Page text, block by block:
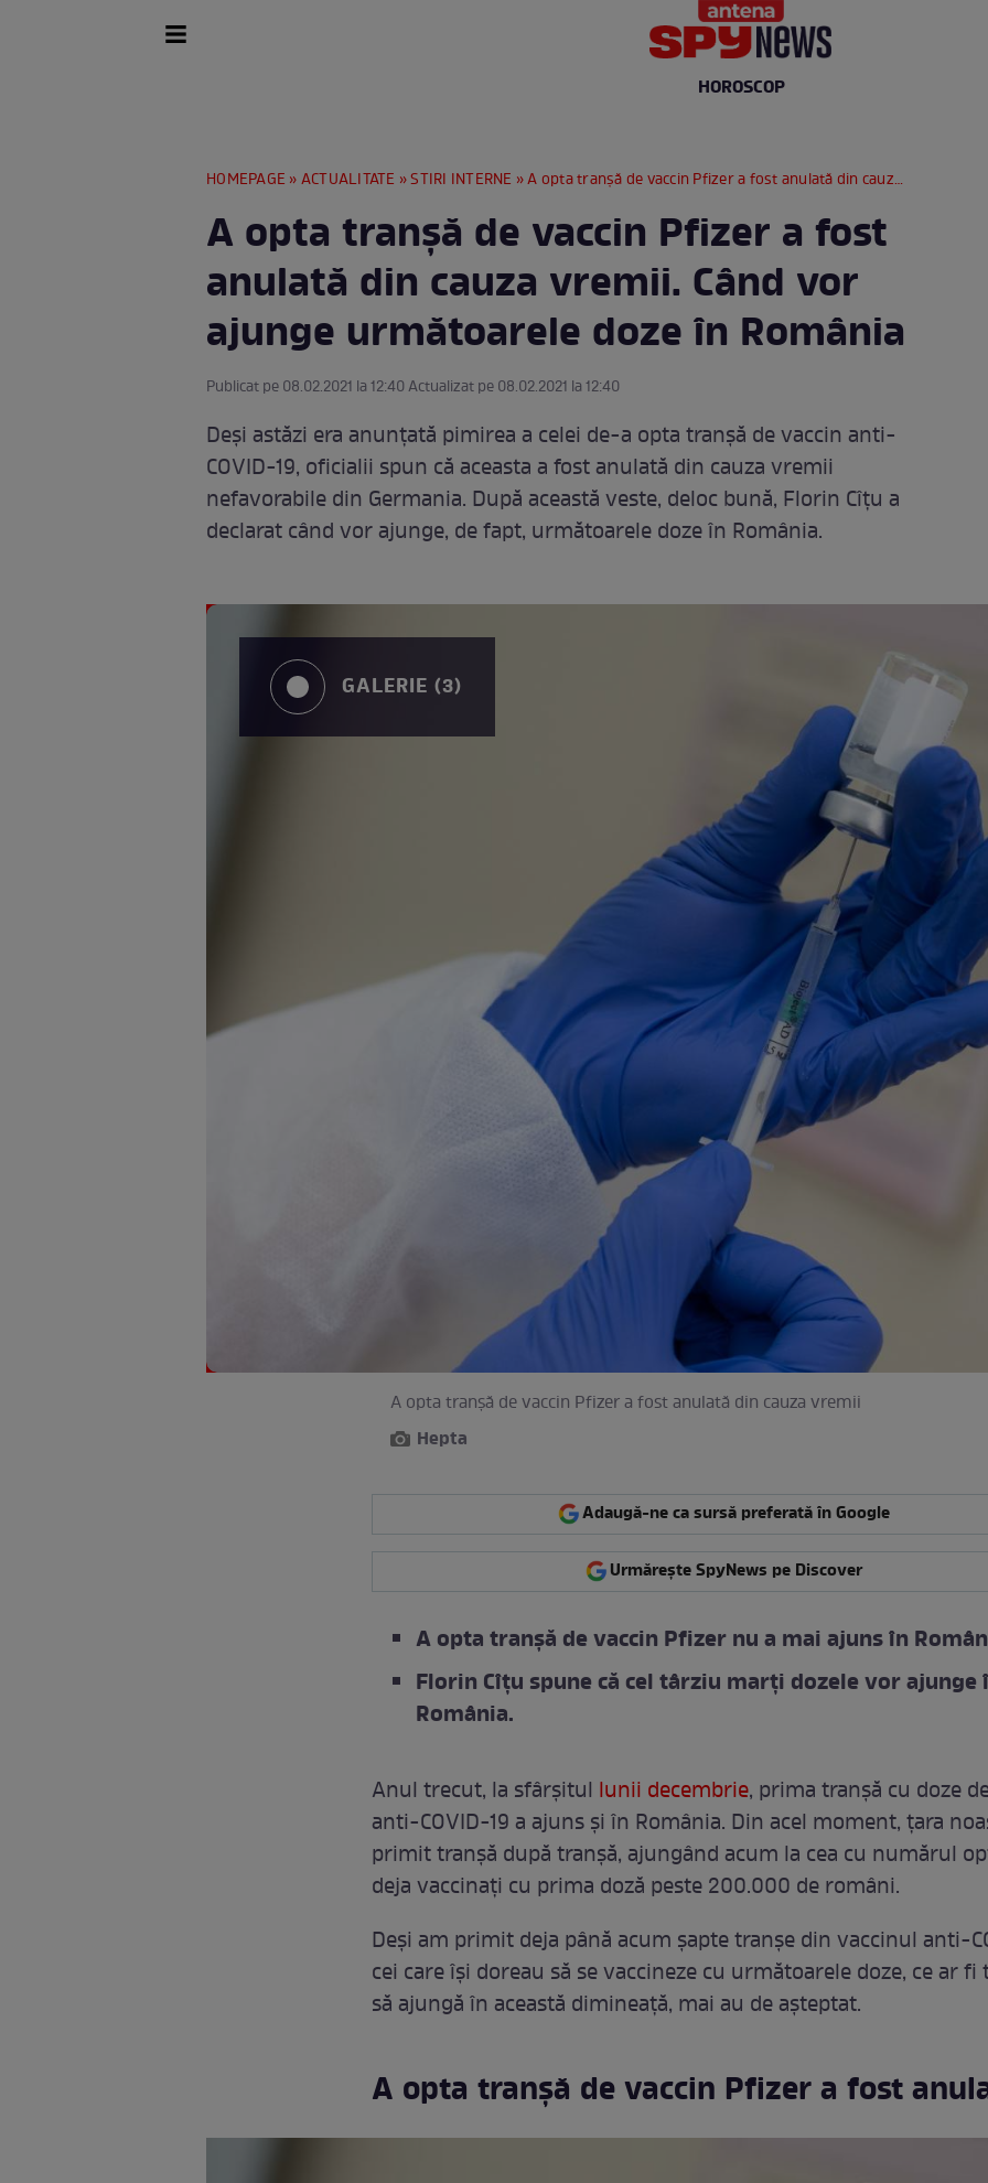
HOROSCOP
HOMEPAGE »ACTUALITATE »STIRI INTERNE » A opta tranșă de vaccin Pfizer a fost anulată din cauza vremii. Când vor ajunge următoarele doze în România
A opta tranșă de vaccin Pfizer a fost
anulată din cauza vremii. Când vor
ajunge următoarele doze în România
Publicat pe 08.02.2021 la 12:40 Actualizat pe 08.02.2021 la 12:40
Deși astăzi era anunțată pimirea a celei de-a opta tranșă de vaccin anti-
COVID-19, oficialii spun că aceasta a fost anulată din cauza vremii
nefavorabile din Germania. După această veste, deloc bună, Florin Cîțu a
declarat când vor ajunge, de fapt, următoarele doze în România.
GALERIE (3)
A opta tranșă de vaccin Pfizer a fost anulată din cauza vremii
Hepta
Adaugă-ne ca sursă preferată în Google
Urmărește SpyNews pe Discover
A opta tranșă de vaccin Pfizer nu a mai ajuns în
Florin Cîțu spune că cel târziu marți dozele vor ajunge
România.
Anul trecut, la sfârșitul lunii decembrie, prima tranșă cu doze
anti-COVID-19 a ajuns și în România. Din acel moment, țara
primit tranșă după tranșă, ajungând acum la cea cu numărul
deja vaccinați cu prima doză peste 200.000 de români.
Deși am primit deja până acum șapte tranșe din vaccinul anti-
cei care își doreau să se vaccineze cu următoarele doze, ce ar
să ajungă în această dimineață, mai au de așteptat.
A opta tranșă de vaccin Pfizer a fost